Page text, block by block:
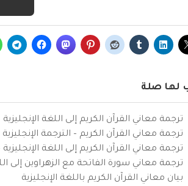
لها صلة
ترجمة معاني القرآن الكريم إلى اللغة الإنجليزية
ترجمة معاني القرآن الكريم – الترجمة
ترجمة معاني القرآن الكريم إلى اللغة
ترجمة معاني سورة الفاتحة مع الزهراوين إلى
بيان معاني القرآن الكريم باللغة الإنجليزية